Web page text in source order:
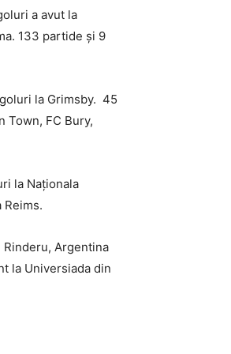
a avut la
133 partide și 9
la Grimsby. 45
Town, FC Bury,
la Naționala
Argentina
la Universiada din